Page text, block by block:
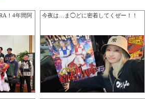
！4年間‪阿
今夜は…ま◯どに密着してくぜー！！